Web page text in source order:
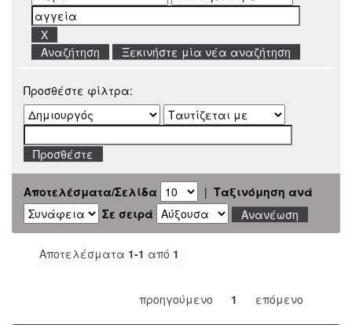
Ξεκινήστε μία νέα αναζήτηση
Προσθέστε φίλτρα:
Αποτελέσματα/Σελίδα | Ταξινόμηση ανά
Σε σειρά
Αποτελέσματα 1-1 από 1
προηγούμενο 1 επόμενο